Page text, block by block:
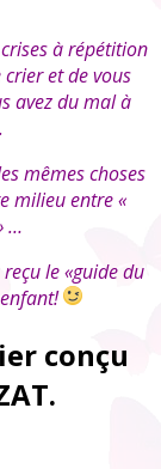
à répétition
crier et de vous
avez du mal à
mêmes choses
milieu entre «
…
le «guide du
conçu
.